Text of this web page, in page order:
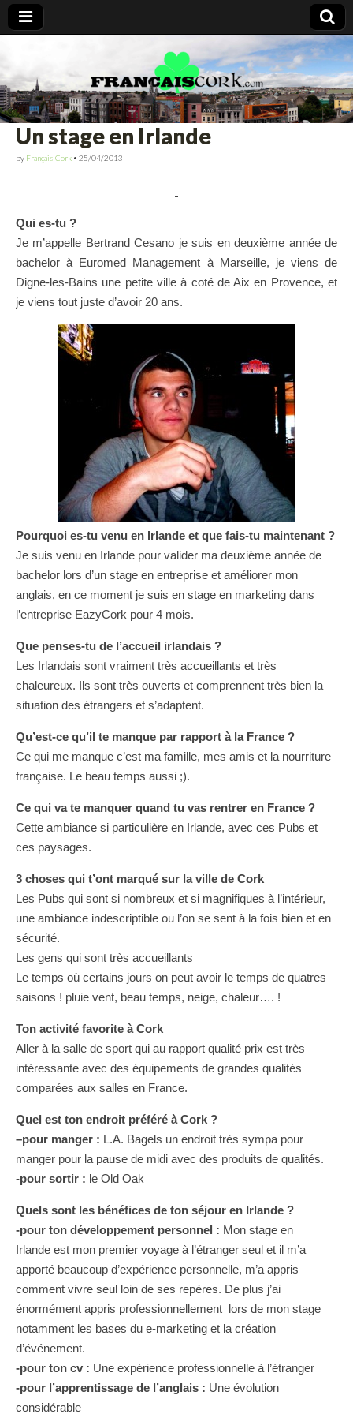
Francais Cork
Un stage en Irlande
by Français Cork • 25/04/2013
Qui es-tu ?
Je m’appelle Bertrand Cesano je suis en deuxième année de
bachelor à Euromed Management à Marseille, je viens de
Digne-les-Bains une petite ville à coté de Aix en Provence, et
je viens tout juste d’avoir 20 ans.
Pourquoi es-tu venu en Irlande et que fais-tu maintenant ?
Je suis venu en Irlande pour valider ma deuxième année de
bachelor lors d’un stage en entreprise et améliorer mon
anglais, en ce moment je suis en stage en marketing dans
l’entreprise EazyCork pour 4 mois.
Que penses-tu de l’accueil irlandais ?
Les Irlandais sont vraiment très accueillants et très
chaleureux. Ils sont très ouverts et comprennent très bien la
situation des étrangers et s’adaptent.
Qu’est-ce qu’il te manque par rapport à la France ?
Ce qui me manque c’est ma famille, mes amis et la nourriture
française. Le beau temps aussi ;).
Ce qui va te manquer quand tu vas rentrer en France ?
Cette ambiance si particulière en Irlande, avec ces Pubs et
ces paysages.
3 choses qui t’ont marqué sur la ville de Cork
Les Pubs qui sont si nombreux et si magnifiques à l’intérieur,
une ambiance indescriptible ou l’on se sent à la fois bien et en
sécurité.
Les gens qui sont très accueillants
Le temps où certains jours on peut avoir le temps de quatres
saisons ! pluie vent, beau temps, neige, chaleur…. !
Ton activité favorite à Cork
Aller à la salle de sport qui au rapport qualité prix est très
intéressante avec des équipements de grandes qualités
comparées aux salles en France.
Quel est ton endroit préféré à Cork ?
–pour manger : L.A. Bagels un endroit très sympa pour
manger pour la pause de midi avec des produits de qualités.
-pour sortir : le Old Oak
Quels sont les bénéfices de ton séjour en Irlande ?
-pour ton développement personnel : Mon stage en
Irlande est mon premier voyage à l’étranger seul et il m’a
apporté beaucoup d’expérience personnelle, m’a appris
comment vivre seul loin de ses repères. De plus j’ai
énormément appris professionnellement lors de mon stage
notamment les bases du e-marketing et la création
d’événement.
-pour ton cv : Une expérience professionnelle à l’étranger
-pour l’apprentissage de l’anglais : Une évolution
considérable